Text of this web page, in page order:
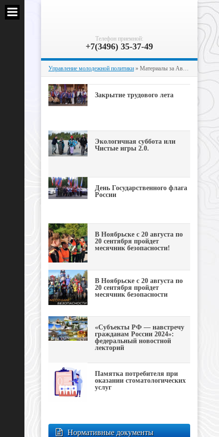
Телефон приемной:
+7(3496) 35-37-49
Управление молодежной политики » Материалы за Август 2023 года
Закрытие трудового лета
Экологичная суббота или
Чистые игры 2.0.
День Государственного флага
России
В Ноябрьске с 20 августа по
20 сентября пройдет
месячник безопасности!
В Ноябрьске с 20 августа по
20 сентября пройдет
месячник безопасности
«Субъекты РФ — навстречу
гражданам России 2024»:
федеральный новостной
лекторий
Памятка потребителя при
оказании стоматологических
услуг
Нормативные документы